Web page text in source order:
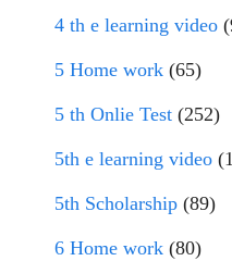
4 th e learning video
5 Home work (65)
5 th Onlie Test (252)
5th e learning video
5th Scholarship (89)
6 Home work (80)